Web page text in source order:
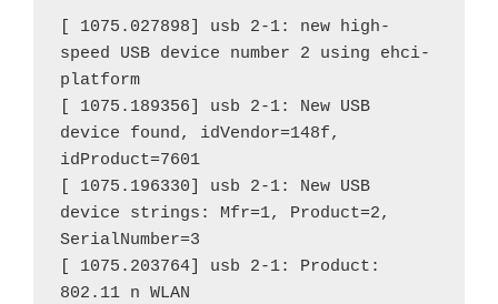
[ 1075.027898] usb 2-1: new high-
speed USB device number 2 using ehci-
platform
[ 1075.189356] usb 2-1: New USB
device found, idVendor=148f,
idProduct=7601
[ 1075.196330] usb 2-1: New USB
device strings: Mfr=1, Product=2,
SerialNumber=3
[ 1075.203764] usb 2-1: Product:
802.11 n WLAN